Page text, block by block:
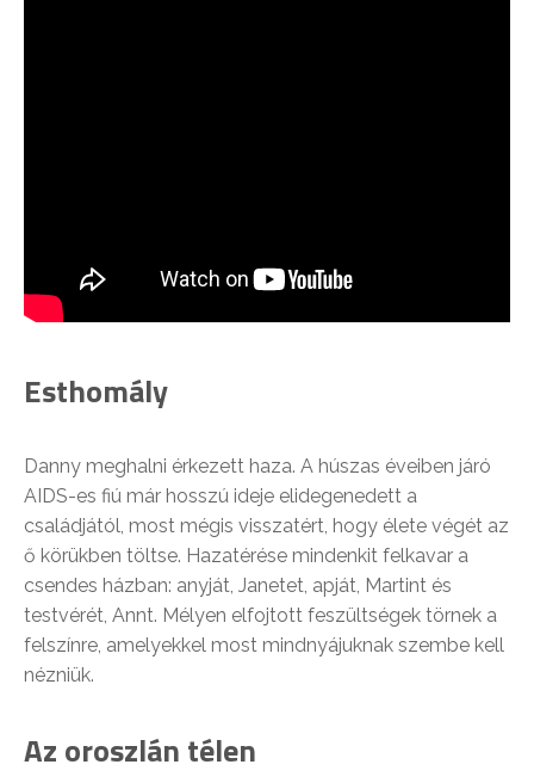
Esthomály
Danny meghalni érkezett haza. A húszas éveiben járó
AIDS-es fiú már hosszú ideje elidegenedett a
családjától, most mégis visszatért, hogy élete végét az
ő körükben töltse. Hazatérése mindenkit felkavar a
csendes házban: anyját, Janetet, apját, Martint és
testvérét, Annt. Mélyen elfojtott feszültségek törnek a
felszínre, amelyekkel most mindnyájuknak szembe kell
nézniük.
Az oroszlán télen